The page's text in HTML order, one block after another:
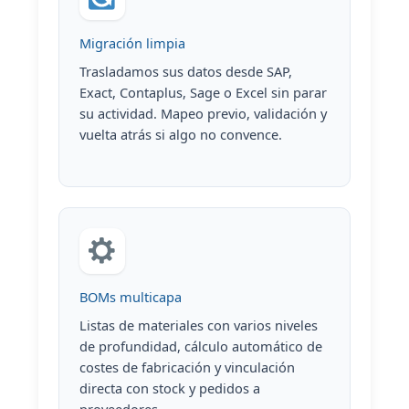
Migración limpia
Trasladamos sus datos desde SAP,
Exact, Contaplus, Sage o Excel sin parar
su actividad. Mapeo previo, validación y
vuelta atrás si algo no convence.
BOMs multicapa
Listas de materiales con varios niveles
de profundidad, cálculo automático de
costes de fabricación y vinculación
directa con stock y pedidos a